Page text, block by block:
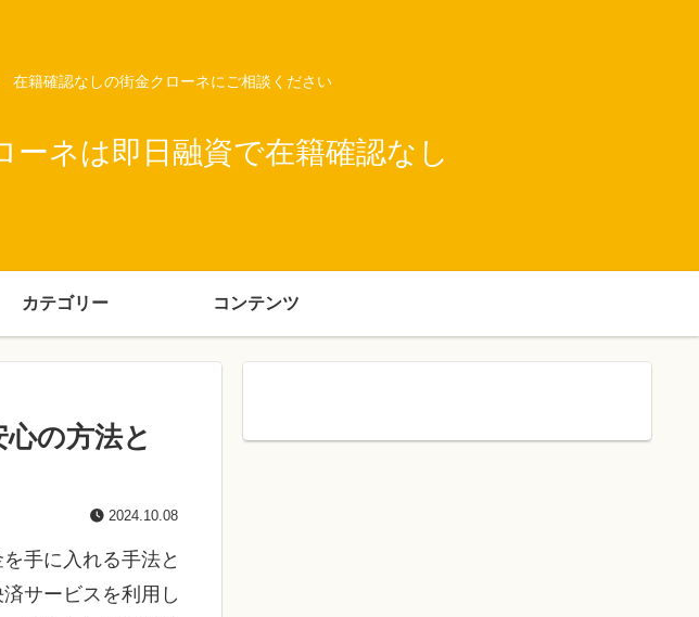
籍確認なしの街金クローネにご相談ください
ネは即日融資で在籍確認なし
カテゴリー コンテンツ
の方法と
2024.10.08
手に入れる手法と
サービスを利用し